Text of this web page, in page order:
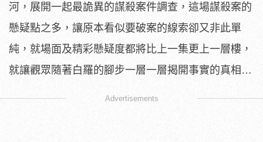
河， 展開一起最詭異的謀殺案件調查，這場謀殺案的
懸疑點之多， 讓原本看似要破案的線索卻又非此單
純， 就場面及精彩懸疑度都將比上一集更上一層樓，
就讓觀眾隨著白羅的腳步一層一層揭開事實的真相…
Advertisements